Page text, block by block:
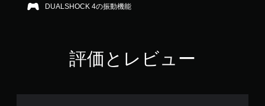
で
DUALSHOCK 4の振動機能
評価とレビュー